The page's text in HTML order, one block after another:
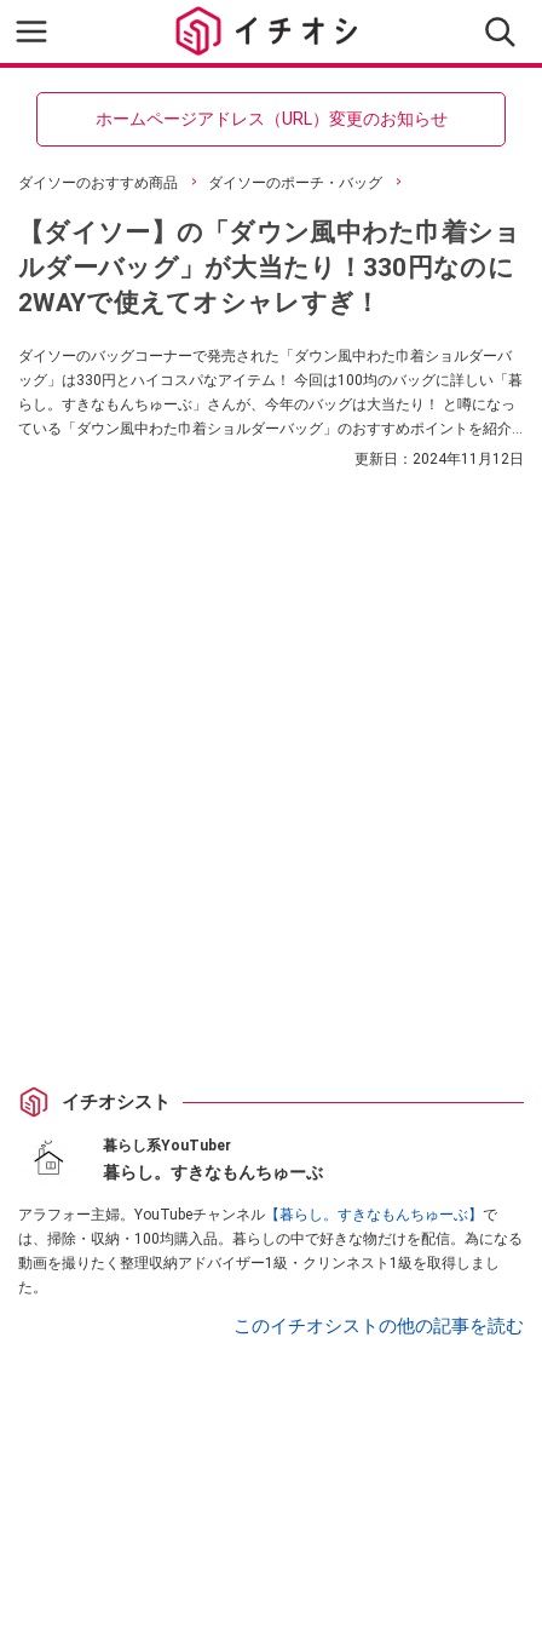
ホームページアドレス（URL）変更のお知らせ
ダイソーのおすすめ商品 ダイソーのポーチ・バッグ
【ダイソー】の「ダウン風中わた巾着ショ
ルダーバッグ」が大当たり！330円なのに
2WAYで使えてオシャレすぎ！
ダイソーのバッグコーナーで発売された「ダウン風中わた巾着ショルダーバ
ッグ」は330円とハイコスパなアイテム！ 今回は100均のバッグに詳しい「暮
らし。すきなもんちゅーぶ」さんが、今年のバッグは大当たり！ と噂になっ
ている「ダウン風中わた巾着ショルダーバッグ」のおすすめポイントを紹介
してくれました。シンプルなのにおしゃれなデザインで使い勝手も最高なの
更新日： 2024年11月12日
イチオシスト
暮らし系YouTuber
暮らし。すきなもんちゅーぶ
アラフォー主婦。YouTubeチャンネル 【暮らし。すきなもんちゅーぶ】 で
は、掃除・収納・100均購入品。暮らしの中で好きな物だけを配信。為になる
動画を撮りたく整理収納アドバイザー1級・クリンネスト1級を取得しまし
た。
このイチオシストの他の記事を読む